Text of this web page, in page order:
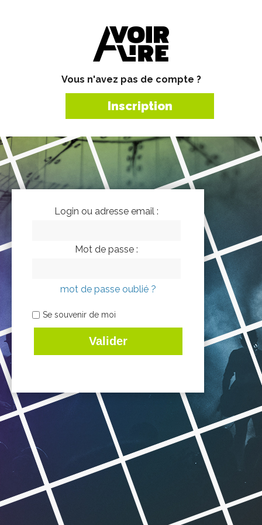
Vous n'avez pas de compte ?
Inscription
Login ou adresse email :
Mot de passe :
mot de passe oublié ?
Se souvenir de moi